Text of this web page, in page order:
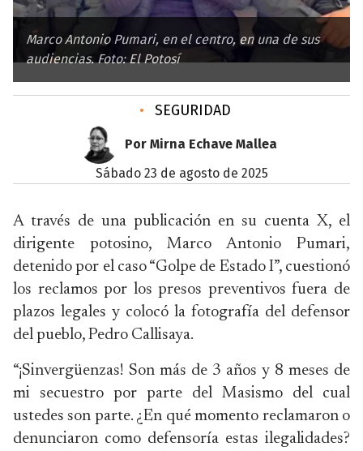
Marco Antonio Pumari, en el centro, en una de sus
audiencias. Foto: El Potosí
• SEGURIDAD
Por Mirna Echave Mallea
sábado 23 de agosto de 2025
A través de una publicación en su cuenta X, el
dirigente potosino, Marco Antonio Pumari,
detenido por el caso “Golpe de Estado I”, cuestionó
los reclamos por los presos preventivos fuera de
plazos legales y colocó la fotografía del defensor
del pueblo, Pedro Callisaya.
“¡Sinvergüenzas! Son más de 3 años y 8 meses de
mi secuestro por parte del Masismo del cual
ustedes son parte. ¿En qué momento reclamaron o
denunciaron como defensoría estas ilegalidades?